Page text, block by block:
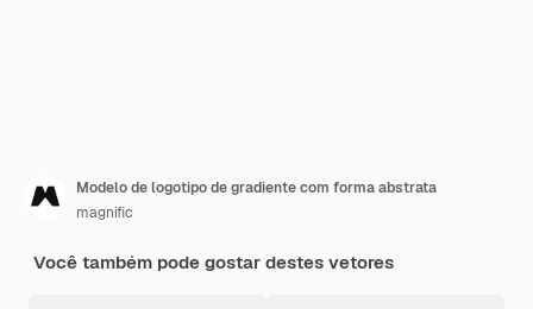
Modelo de logotipo de gradiente com forma abstrata
magnific
Você também pode gostar destes vetores